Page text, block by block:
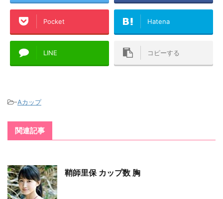
Pocket Hatena
LINE コピーする
-Aカップ
関連記事
鞘師里保 カップ数 胸